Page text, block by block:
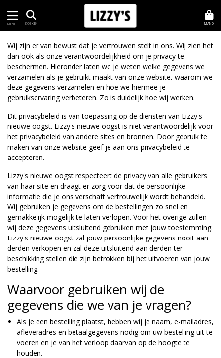
MENU ZOEKEN MAND
Wij zijn er van bewust dat je vertrouwen stelt in ons. Wij zien het
dan ook als onze verantwoordelijkheid om je privacy te
beschermen. Hieronder laten we je weten welke gegevens we
verzamelen als je gebruikt maakt van onze website, waarom we
deze gegevens verzamelen en hoe we hiermee je
gebruikservaring verbeteren. Zo is duidelijk hoe wij werken.
Dit privacybeleid is van toepassing op de diensten van Lizzy's
nieuwe oogst. Lizzy's nieuwe oogst is niet verantwoordelijk voor
het privacybeleid van andere sites en bronnen. Door gebruik te
maken van onze website geef je aan ons privacybeleid te
accepteren.
Lizzy's nieuwe oogst respecteert de privacy van alle gebruikers
van haar site en draagt er zorg voor dat de persoonlijke
informatie die je ons verschaft vertrouwelijk wordt behandeld.
Wij gebruiken je gegevens om de bestellingen zo snel en
gemakkelijk mogelijk te laten verlopen. Voor het overige zullen
wij deze gegevens uitsluitend gebruiken met jouw toestemming.
Lizzy's nieuwe oogst zal jouw persoonlijke gegevens nooit aan
derden verkopen en zal deze uitsluitend aan derden ter
beschikking stellen die zijn betrokken bij het uitvoeren van jouw
bestelling.
Waarvoor gebruiken wij de
gegevens die we van je vragen?
Als je een bestelling plaatst, hebben wij je naam, e-mailadres,
afleveradres en betaalgegevens nodig om uw bestelling uit te
voeren en je van het verloop daarvan op de hoogte te
houden.